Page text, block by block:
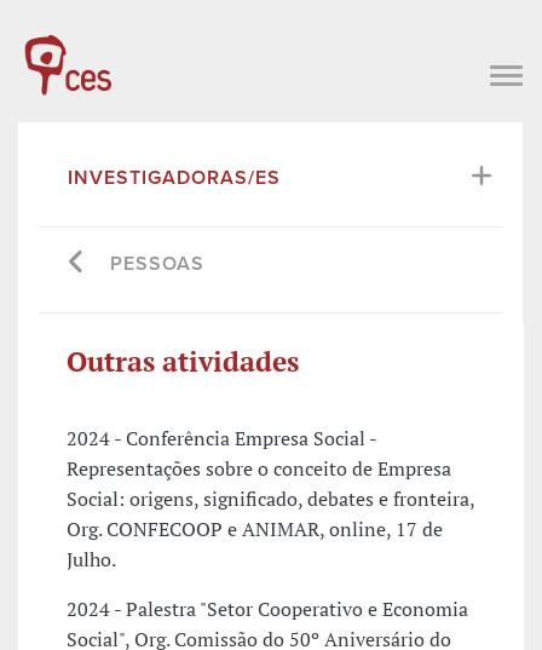
INVESTIGADORAS/ES
PESSOAS
Outras atividades
2024 - Conferência Empresa Social -
Representações sobre o conceito de Empresa
Social: origens, significado, debates e fronteira,
Org. CONFECOOP e ANIMAR, online, 17 de
Julho.
2024 - Palestra "Setor Cooperativo e Economia
Social", Org. Comissão do 50º Aniversário do